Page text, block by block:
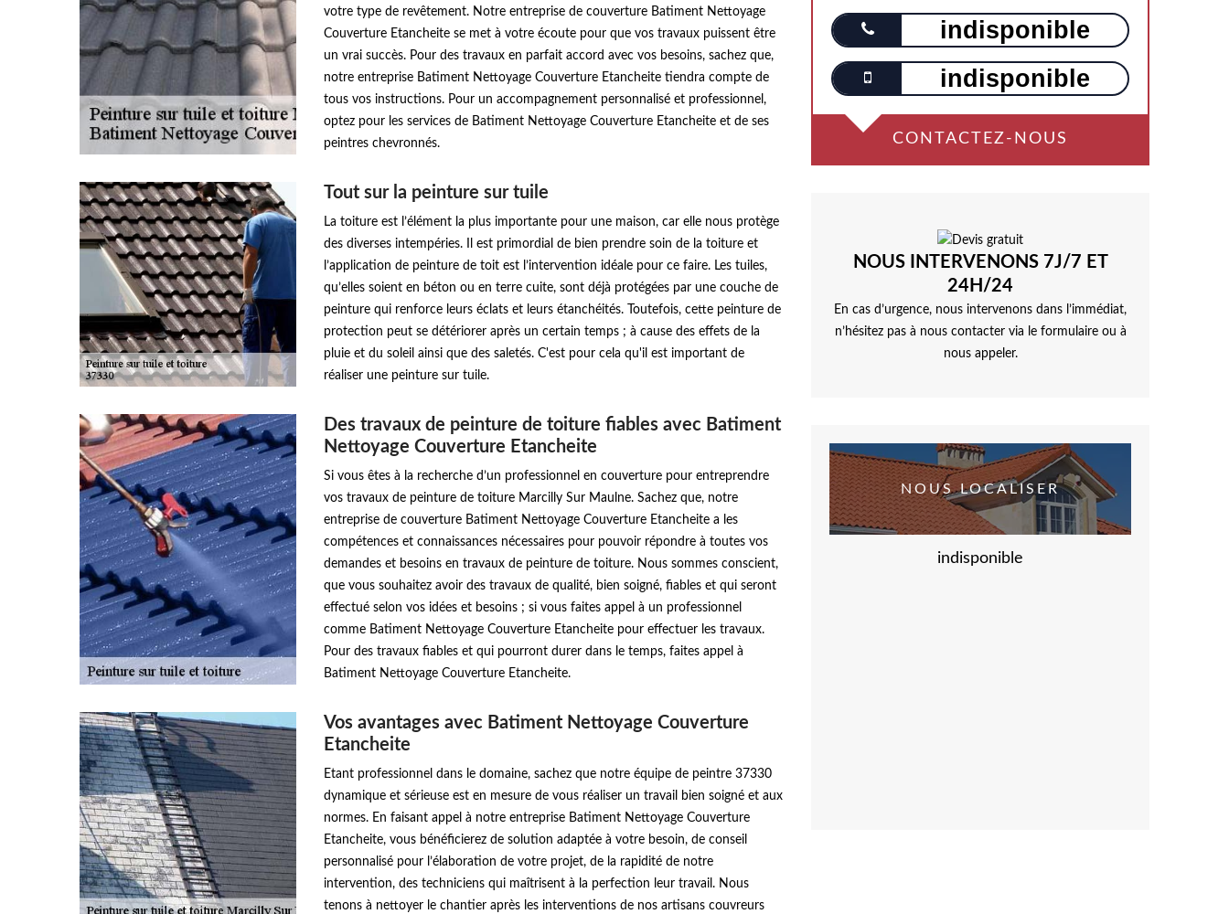
votre type de revêtement. Notre entreprise de couverture Batiment Nettoyage
Couverture Etancheite se met à votre écoute pour que vos travaux puissent être
un vrai succès. Pour des travaux en parfait accord avec vos besoins, sachez que,
notre entreprise Batiment Nettoyage Couverture Etancheite tiendra compte de
tous vos instructions. Pour un accompagnement personnalisé et professionnel,
optez pour les services de Batiment Nettoyage Couverture Etancheite et de ses
peintres chevronnés.
Tout sur la peinture sur tuile
La toiture est l’élément la plus importante pour une maison, car elle nous protège
des diverses intempéries. Il est primordial de bien prendre soin de la toiture et
l’application de peinture de toit est l’intervention idéale pour ce faire. Les tuiles,
qu’elles soient en béton ou en terre cuite, sont déjà protégées par une couche de
peinture qui renforce leurs éclats et leurs étanchéités. Toutefois, cette peinture de
protection peut se détériorer après un certain temps ; à cause des effets de la
pluie et du soleil ainsi que des saletés. C'est pour cela qu'il est important de
réaliser une peinture sur tuile.
Des travaux de peinture de toiture fiables avec Batiment
Nettoyage Couverture Etancheite
Si vous êtes à la recherche d’un professionnel en couverture pour entreprendre
vos travaux de peinture de toiture Marcilly Sur Maulne. Sachez que, notre
entreprise de couverture Batiment Nettoyage Couverture Etancheite a les
compétences et connaissances nécessaires pour pouvoir répondre à toutes vos
demandes et besoins en travaux de peinture de toiture. Nous sommes conscient,
que vous souhaitez avoir des travaux de qualité, bien soigné, fiables et qui seront
effectué selon vos idées et besoins ; si vous faites appel à un professionnel
comme Batiment Nettoyage Couverture Etancheite pour effectuer les travaux.
Pour des travaux fiables et qui pourront durer dans le temps, faites appel à
Batiment Nettoyage Couverture Etancheite.
Vos avantages avec Batiment Nettoyage Couverture
Etancheite
Etant professionnel dans le domaine, sachez que notre équipe de peintre 37330
dynamique et sérieuse est en mesure de vous réaliser un travail bien soigné et aux
normes. En faisant appel à notre entreprise Batiment Nettoyage Couverture
Etancheite, vous bénéficierez de solution adaptée à votre besoin, de conseil
personnalisé pour l’élaboration de votre projet, de la rapidité de notre
intervention, des techniciens qui maîtrisent à la perfection leur travail. Nous
tenons à nettoyer le chantier après les interventions de nos artisans couvreurs
indisponible
indisponible
CONTACTEZ-NOUS
NOUS INTERVENONS 7J/7 ET
24H/24
En cas d’urgence, nous intervenons dans l’immédiat,
n’hésitez pas à nous contacter via le formulaire ou à
nous appeler.
NOUS LOCALISER
indisponible